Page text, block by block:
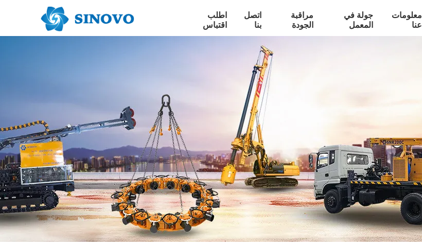
معلومات
عنا
جولة في
المعمل
مراقبة
الجودة
اتصل
بنا
اطلب
اقتباس